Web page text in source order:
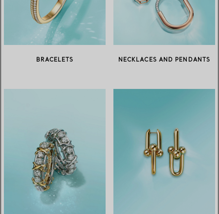
BRACELETS NECKLACES AND PENDANTS